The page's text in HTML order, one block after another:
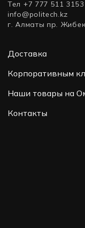
Тел +7 777 511 3153
info@politech.kz
г. Алматы пр.
Доставка
Корпоративным
Наши товары на
Контакты